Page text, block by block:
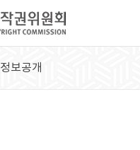
정보공개